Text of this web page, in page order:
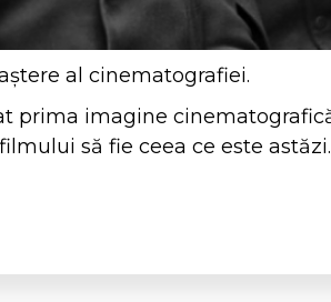
al cinematografiei.
prima imagine
să fie ceea ce este astăzi.